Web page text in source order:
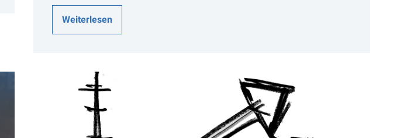
Weiterlesen